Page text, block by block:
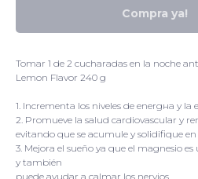
Compra ya!
Tomar 1 de 2 cucharadas en la noche
Lemon Flavor 240 g
1. Incrementa los niveles de energнa y la
2. Promueve la salud cardiovascular y
evitando que se acumule y solidifique
3. Mejora el sueño ya que el magnesio
y también
puede ayudar a calmar los nervios.